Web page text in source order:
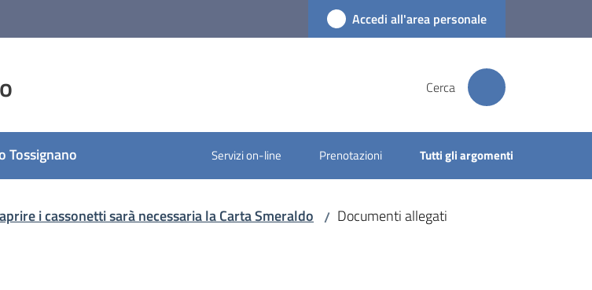
Accedi all'area personale
Cerca
Tossignano Servizi on-line Prenotazioni Tutti gli argomenti
i cassonetti sarà necessaria la Carta Smeraldo / Documenti allegati